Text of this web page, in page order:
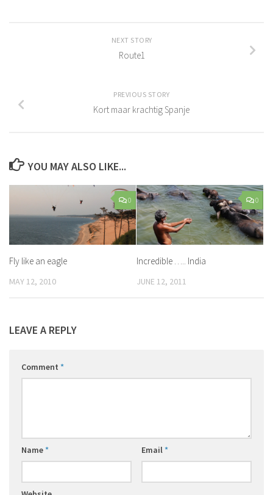
NEXT STORY
Route1
PREVIOUS STORY
Kort maar krachtig Spanje
YOU MAY ALSO LIKE...
0
Fly like an eagle
MAY 12, 2010
0
Incredible ….. India
JUNE 12, 2011
LEAVE A REPLY
Comment *
Name* Email*